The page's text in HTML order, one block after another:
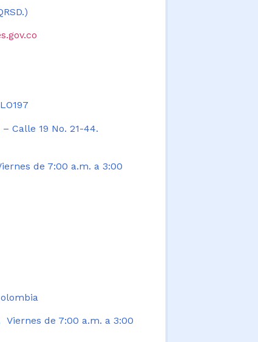
Calle 19 No. 21-44.
de 7:00 a.m. a 3:00
Viernes de 7:00 a.m. a 3:00